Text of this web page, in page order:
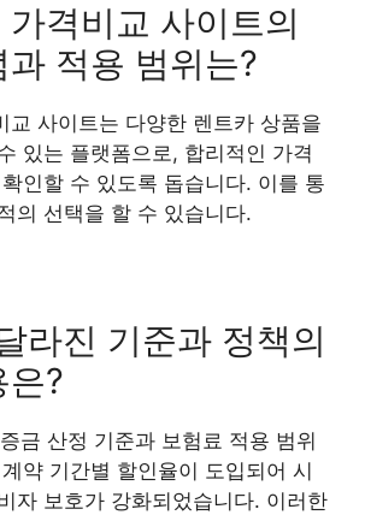
격비교 사이트의
과 적용 범위는?
교 사이트는 다양한 렌트카 상품을
있는 플랫폼으로, 합리적인 가격
인할 수 있도록 돕습니다. 이를 통
의 선택을 할 수 있습니다.
라진 기준과 정책의
은?
금 산정 기준과 보험료 적용 범위
약 기간별 할인율이 도입되어 시
자 보호가 강화되었습니다. 이러한